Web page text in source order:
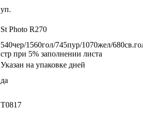
уп.
St Photo R270
540чер/1560гол/745пур/1070жел/
стр при 5% заполнении листа
Указан на упаковке дней
да
T0817